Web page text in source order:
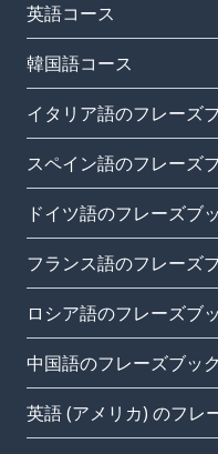
英語コース
韓国語コース
イタリア語のフレーズ
スペイン語のフレーズ
ドイツ語のフレーズブ
フランス語のフレーズ
ロシア語のフレーズブ
中国語のフレーズブック
英語 (アメリカ) のフレ